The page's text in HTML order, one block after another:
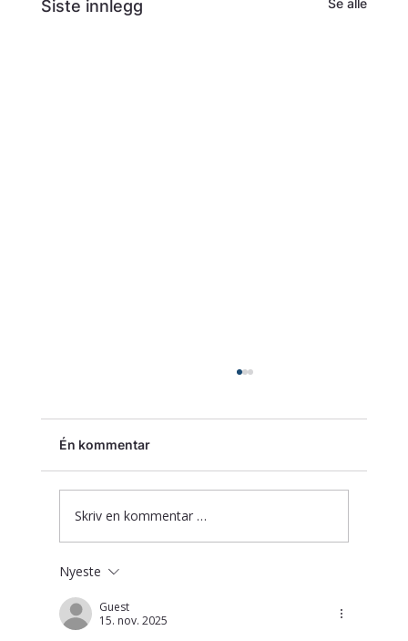
Siste innlegg Se alle
Fra 2 dager til 30 minutter!
Én kommentar
Skriv en kommentar …
Nyeste
Guest
15. nov. 2025